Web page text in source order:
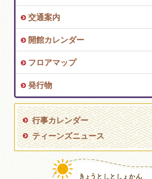
交通案内
開館カレンダー
フロアマップ
発行物
行事カレンダー
ティーンズニュース